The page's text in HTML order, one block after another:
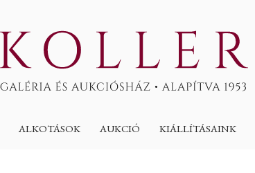
ALKOTÁSOK AUKCIÓ KIÁLLÍTÁSAINK